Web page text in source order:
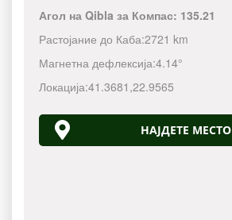
Агол на Qibla за Компас: 135.21
Растојание до Каба:2721 km
Магнетна дефлексија:4.14°
Локација:41.3681 ,22.9565
НАЈДЕТЕ МЕСТО